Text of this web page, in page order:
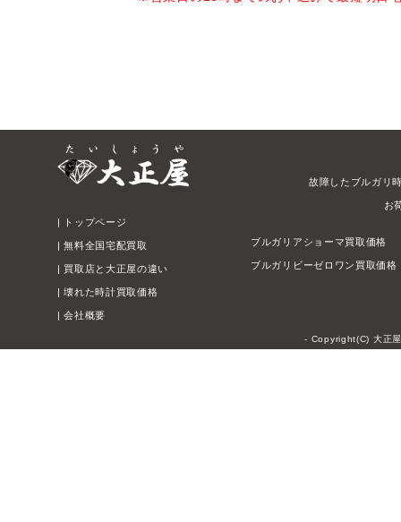
| トップページ
|無料全国宅配買取
| 買取店と大正屋の違い
|壊れた時計買取価格
|会社概要
故障したブルガリ
お
ブルガリアショーマ買取価格
ブルガリビーゼロワン買取価格
- Copyright(C) 大正